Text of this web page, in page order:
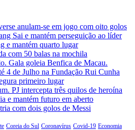
anulam-se em jogo com oito golos
Sai e mantém perseguição ao líder
e mantém quarto lugar
com 50 balas na mochila
Gala goleia Benfica de Macau.
4 de Julho na Fundação Rui Cunha
primeiro lugar
PJ intercepta três quilos de heroína
e mantém futuro em aberto
com dois golos de Messi
Coreia do Sul Coronavírus Covid-19 Economia